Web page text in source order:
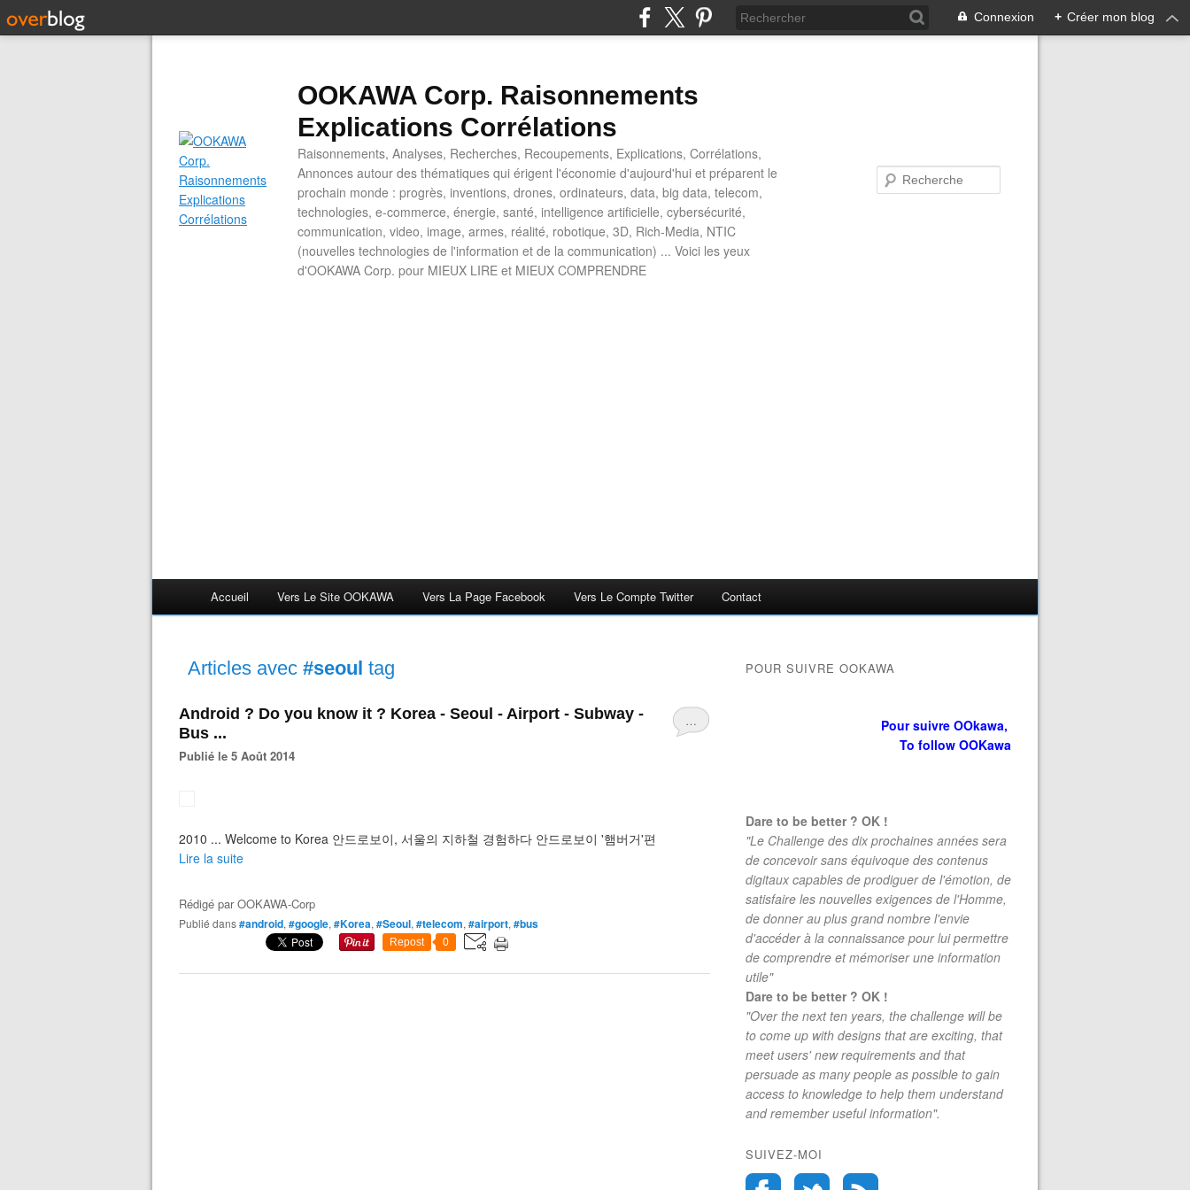
Connexion + Créer mon blog
OOKAWA Corp. Raisonnements
Explications Corrélations
Raisonnements, Analyses, Recherches, Recoupements, Explications, Corrélations,
Annonces autour des thématiques qui érigent l'économie d'aujourd'hui et préparent le
prochain monde : progrès, inventions, drones, ordinateurs, data, big data, telecom,
technologies, e-commerce, énergie, santé, intelligence artificielle, cybersécurité,
communication, video, image, armes, réalité, robotique, 3D, Rich-Media, NTIC
(nouvelles technologies de l'information et de la communication) ... Voici les yeux
d'OOKAWA Corp. pour MIEUX LIRE et MIEUX COMPRENDRE
Accueil Vers Le Site OOKAWA Vers La Page Facebook Vers Le Compte Twitter Contact
Articles avec #seoul tag
…
Android ? Do you know it ? Korea - Seoul - Airport - Subway -
Bus ...
Publié le 5 Août 2014
2010 ... Welcome to Korea 안드로보이, 서울의 지하철 경험하다 안드로보이 '햄버거'편
Lire la suite
Rédigé parOOKAWA-Corp
Publié dans#android, #google, #Korea, #Seoul, #telecom, #airport, #bus
Repost 0
POUR SUIVRE OOKAWA
Pour suivre OOkawa,
To follow OOKawa
Dare to be better ? OK !
"Le Challenge des dix prochaines années sera
de concevoir sans équivoque des contenus
digitaux capables de prodiguer de l'émotion, de
satisfaire les nouvelles exigences de l'Homme,
de donner au plus grand nombre l'envie
d'accéder à la connaissance pour lui permettre
de comprendre et mémoriser une information
utile"
Dare to be better ? OK !
"Over the next ten years, the challenge will be
to come up with designs that are exciting, that
meet users' new requirements and that
persuade as many people as possible to gain
access to knowledge to help them understand
and remember useful information".
SUIVEZ-MOI